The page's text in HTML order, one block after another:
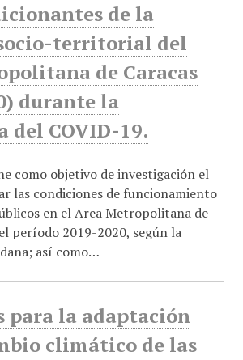
de la
territorial del
de Caracas
durante la
del COVID-19.
como objetivo de investigación el
las condiciones de funcionamiento
en el Area Metropolitana de
período 2019-2020, según la
así como…
para la adaptación
climático de las